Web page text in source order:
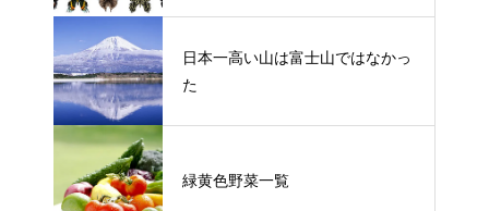
日本一高い山は富士山ではなかっ
た
緑黄色野菜一覧